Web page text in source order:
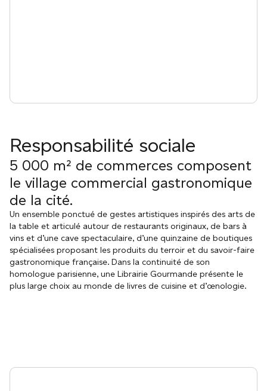
Responsabilité sociale
5 000 m² de commerces composent
le village commercial gastronomique
de la cité.
Un ensemble ponctué de gestes artistiques inspirés des arts de
la table et articulé autour de restaurants originaux, de bars à
vins et d’une cave spectaculaire, d’une quinzaine de boutiques
spécialisées proposant les produits du terroir et du savoir-faire
gastronomique française. Dans la continuité de son
homologue parisienne, une Librairie Gourmande présente le
plus large choix au monde de livres de cuisine et d’œnologie.